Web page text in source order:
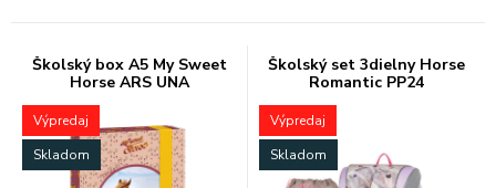
Školský box A5 My Sweet
Horse ARS UNA
Výpredaj
Skladom
Školský set 3dielny Horse
Romantic PP24
Výpredaj
Skladom